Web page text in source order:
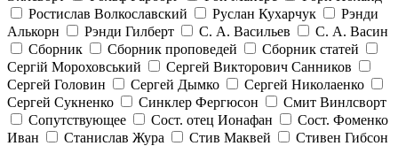
Ростислав Волкославский
Руслан Кухарчук
Рэнди
Алькорн
Рэнди Гилберт С. А. Васильев
С. А. Васин
Сборник
Сборник проповедей
Сборник статей
Сергій Мороховський
Сергей Викторович Санников
Сергей Головин
Сергей Дымко
Сергей Николаенко
Сергей Сукненко
Синклер Фергюсон
Смит Винлсворт
Сопутствующее
Сост. отец Ионафан
Сост. Фоменко
Иван
Станислав Жура Стив Маквей
Стивен Гибсон